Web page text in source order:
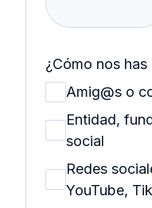
¿Cómo nos
Amig@s o
Entidad,
social
Redes
YouTube,